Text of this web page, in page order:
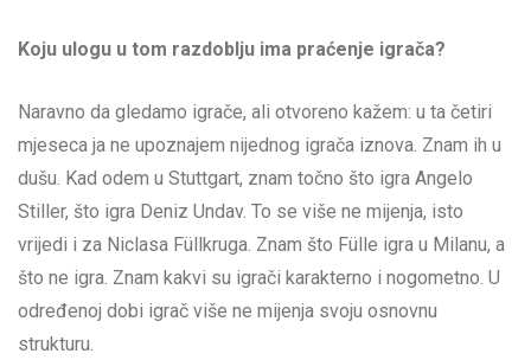
Koju ulogu u tom razdoblju ima praćenje igrača?
Naravno da gledamo igrače, ali otvoreno kažem: u ta četiri
mjeseca ja ne upoznajem nijednog igrača iznova. Znam ih u
dušu. Kad odem u Stuttgart, znam točno što igra Angelo
Stiller, što igra Deniz Undav. To se više ne mijenja, isto
vrijedi i za Niclasa Füllkruga. Znam što Fülle igra u Milanu, a
što ne igra. Znam kakvi su igrači karakterno i nogometno. U
određenoj dobi igrač više ne mijenja svoju osnovnu
strukturu.